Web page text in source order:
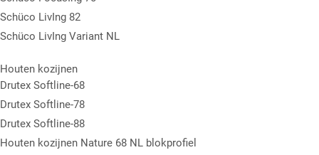
Schüco LivIng 82
Schüco LivIng Variant NL
Houten kozijnen
Drutex Softline-68
Drutex Softline-78
Drutex Softline-88
Houten kozijnen Nature 68 NL blokprofiel